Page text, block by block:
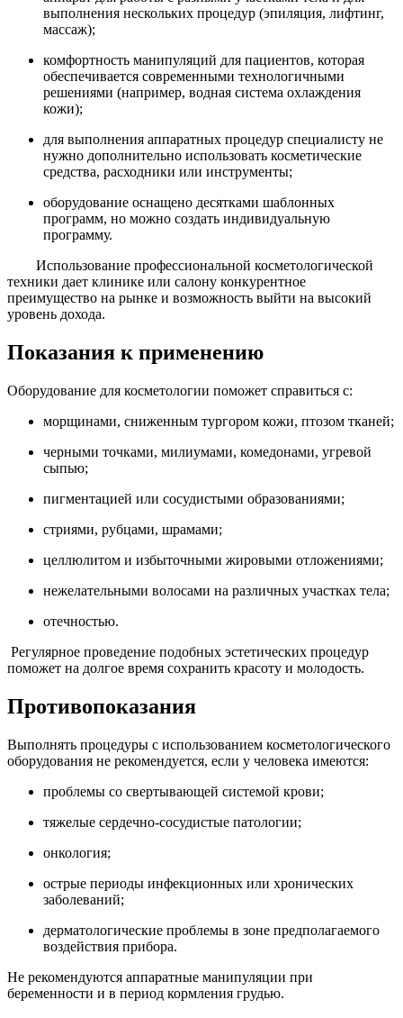
выполнения нескольких процедур (эпиляция, лифтинг,
массаж);
комфортность манипуляций для пациентов, которая
обеспечивается современными технологичными
решениями (например, водная система охлаждения
кожи);
для выполнения аппаратных процедур специалисту не
нужно дополнительно использовать косметические
средства, расходники или инструменты;
оборудование оснащено десятками шаблонных
программ, но можно создать индивидуальную
программу.
Использование профессиональной косметологической
техники дает клинике или салону конкурентное
преимущество на рынке и возможность выйти на высокий
уровень дохода.
Показания к применению
Оборудование для косметологии поможет справиться с:
морщинами, сниженным тургором кожи, птозом тканей;
черными точками, милиумами, комедонами, угревой
сыпью;
пигментацией или сосудистыми образованиями;
стриями, рубцами, шрамами;
целлюлитом и избыточными жировыми отложениями;
нежелательными волосами на различных участках тела;
отечностью.
Регулярное проведение подобных эстетических процедур
поможет на долгое время сохранить красоту и молодость.
Противопоказания
Выполнять процедуры с использованием косметологического
оборудования не рекомендуется, если у человека имеются:
проблемы со свертывающей системой крови;
тяжелые сердечно-сосудистые патологии;
онкология;
острые периоды инфекционных или хронических
заболеваний;
дерматологические проблемы в зоне предполагаемого
воздействия прибора.
Не рекомендуются аппаратные манипуляции при
беременности и в период кормления грудью.